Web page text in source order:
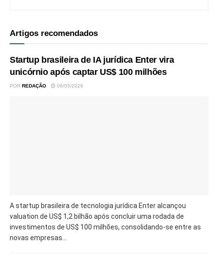
Artigos recomendados
Startup brasileira de IA jurídica Enter vira
unicórnio após captar US$ 100 milhões
POR REDAÇÃO 06/05/2026
A startup brasileira de tecnologia jurídica Enter alcançou
valuation de US$ 1,2 bilhão após concluir uma rodada de
investimentos de US$ 100 milhões, consolidando-se entre as
novas empresas...